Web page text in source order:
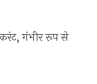
गंभीर रूप से